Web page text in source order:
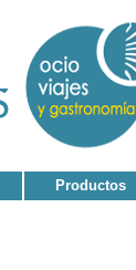
Productos